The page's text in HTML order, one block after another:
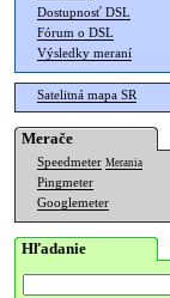
Dostupnosť DSL
Fórum o DSL
Výsledky meraní
Satelitná mapa SR
Merače
Speedmeter Merania
Pingmeter
Googlemeter
Hľadanie